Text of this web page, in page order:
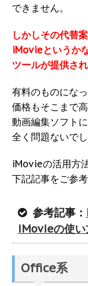
できません。
しかしその代替
iMovieというか
ツールが提供され
有料のものにな
価格もそこまで
動画編集ソフト
全く問題ないでし
iMovieの活用方
下記記事をご参考
参考記事：
iMovieの使い
Office系